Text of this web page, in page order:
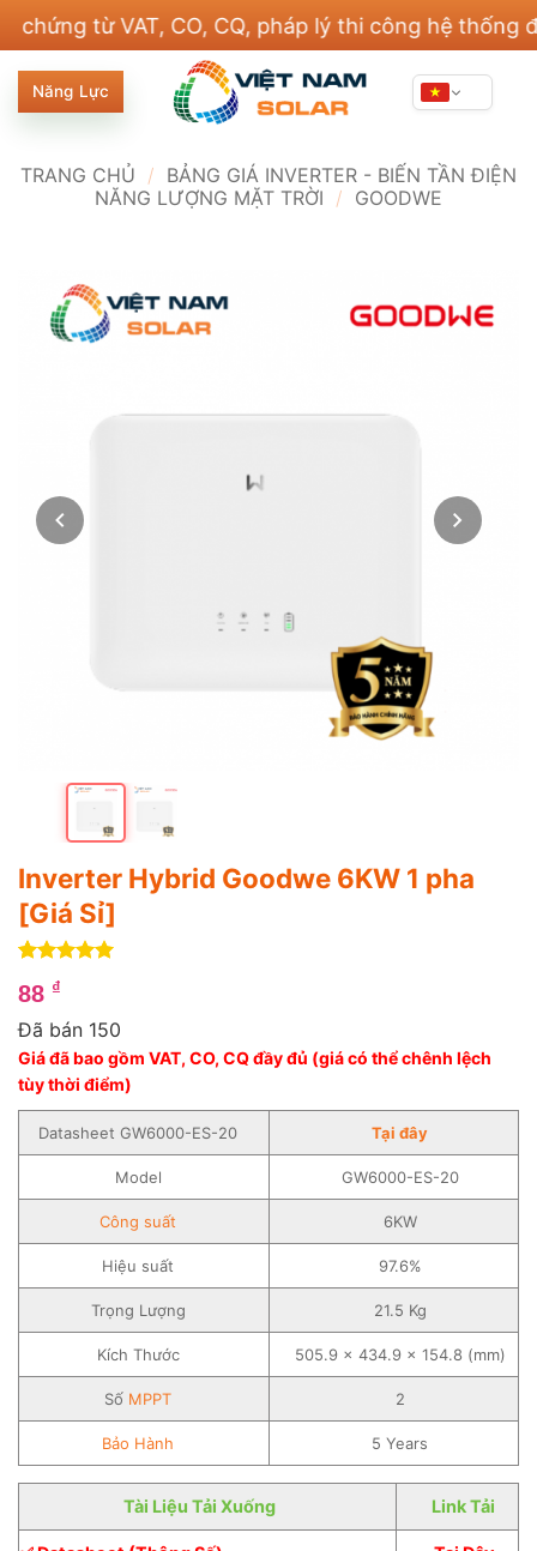
nội
dung
từ VAT, CO, CQ, pháp lý thi công hệ thống điện
Năng Lực
TRANG CHỦ / BẢNG GIÁ INVERTER - BIẾN TẦN ĐIỆN
NĂNG LƯỢNG MẶT TRỜI / GOODWE
Inverter Hybrid Goodwe 6KW 1 pha
[Giá Sỉ]
trên 5
dựa trên
88 ₫
Đã bán 150
Giá đã bao gồm VAT, CO, CQ đầy đủ (giá có thể chênh lệch
tùy thời điểm)
Datasheet GW6000-ES-20 Tại đây
Model GW6000-ES-20
Công suất 6KW
Hiệu suất 97.6%
Trọng Lượng 21.5 Kg
Kích Thước 505.9 × 434.9 × 154.8 (mm)
Số MPPT 2
Bảo Hành 5 Years
Tài Liệu Tải Xuống Link Tải